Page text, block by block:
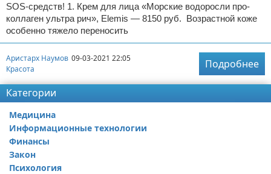
SOS-средств! 1. Крем для лица «Морские водоросли про-
коллаген ультра рич», Elemis — 8150 руб. Возрастной коже
особенно тяжело переносить
Аристарх Наумов 09-03-2021 22:05
Красота
Подробнее
Категории
Медицина
Информационные технологии
Финансы
Закон
Психология